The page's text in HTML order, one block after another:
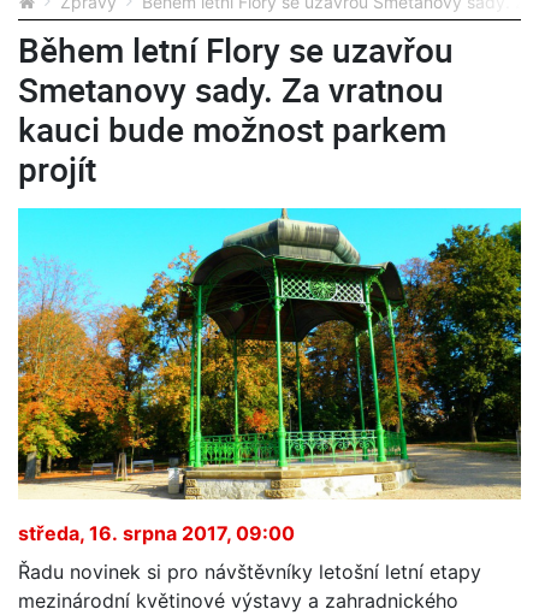
Během letní Flory se uzavřou
Smetanovy sady. Za vratnou
kauci bude možnost parkem
projít
středa, 16. srpna 2017, 09:00
Řadu novinek si pro návštěvníky letošní letní etapy
mezinárodní květinové výstavy a zahradnického